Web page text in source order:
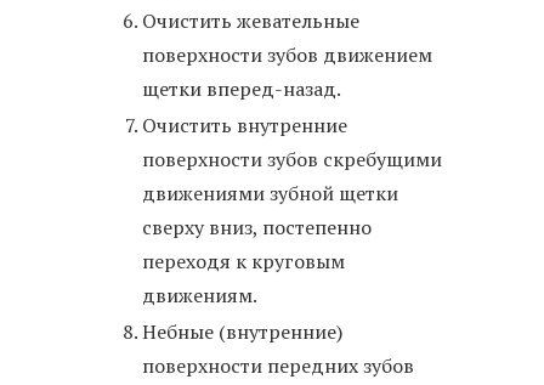
Очистить жевательные
поверхности зубов движением
щетки вперед-назад.
Очистить внутренние
поверхности зубов скребущими
движениями зубной щетки
сверху вниз, постепенно
переходя к круговым
движениям.
Небные (внутренние)
поверхности передних зубов